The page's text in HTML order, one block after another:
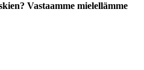
Vastaamme mielellämme